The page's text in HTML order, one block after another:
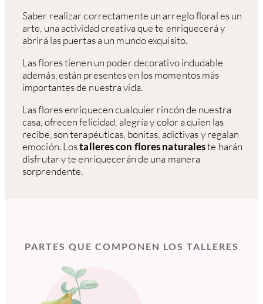
Saber realizar correctamente un arreglo floral es un
arte, una actividad creativa que te enriquecerá y
abrirá las puertas a un mundo exquisito.
Las flores tienen un poder decorativo indudable
además, están presentes en los momentos más
importantes de nuestra vida.
Las flores enriquecen cualquier rincón de nuestra
casa, ofrecen felicidad, alegría y color a quien las
recibe, son terapéuticas, bonitas, adictivas y regalan
emoción. Lostalleres con flores naturaleste harán
disfrutar y te enriquecerán de una manera
sorprendente.
PARTES QUE COMPONEN LOS TALLERES